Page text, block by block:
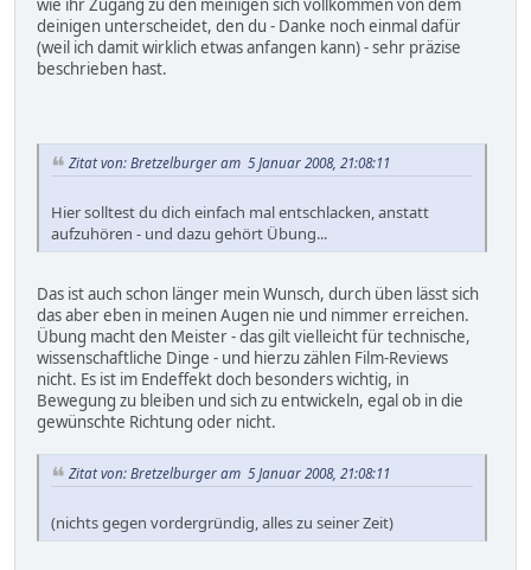
wie ihr Zugang zu den meinigen sich vollkommen von dem
deinigen unterscheidet, den du - Danke noch einmal dafür
(weil ich damit wirklich etwas anfangen kann) - sehr präzise
beschrieben hast.
Zitat von: Bretzelburger am 5 Januar 2008, 21:08:11
Hier solltest du dich einfach mal entschlacken, anstatt
aufzuhören - und dazu gehört Übung...
Das ist auch schon länger mein Wunsch, durch üben lässt sich
das aber eben in meinen Augen nie und nimmer erreichen.
Übung macht den Meister - das gilt vielleicht für technische,
wissenschaftliche Dinge - und hierzu zählen Film-Reviews
nicht. Es ist im Endeffekt doch besonders wichtig, in
Bewegung zu bleiben und sich zu entwickeln, egal ob in die
gewünschte Richtung oder nicht.
Zitat von: Bretzelburger am 5 Januar 2008, 21:08:11
(nichts gegen vordergründig, alles zu seiner Zeit)